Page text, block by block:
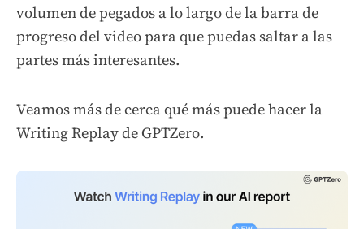
volumen de pegados a lo largo de la barra de
progreso del video para que puedas saltar a las
partes más interesantes.
Veamos más de cerca qué más puede hacer la
Writing Replay de GPTZero.